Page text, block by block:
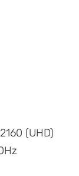
(UHD)